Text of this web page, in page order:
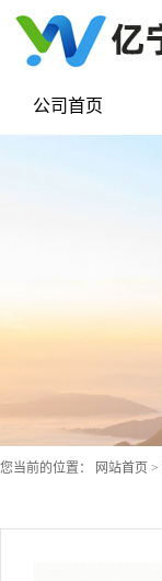
公司首页
您当前的位置： 网站首页 >